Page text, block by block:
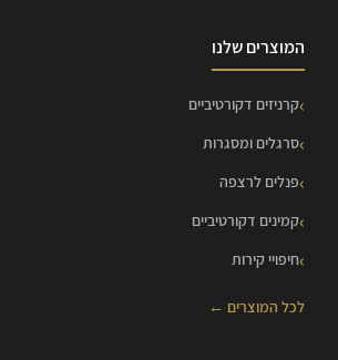
המוצרים שלנו
קרניזים דקורטיביים
סרגלים ומסגרות
פנלים לרצפה
קמינים דקורטיביים
חיפויי קירות
לכל המוצרים ←